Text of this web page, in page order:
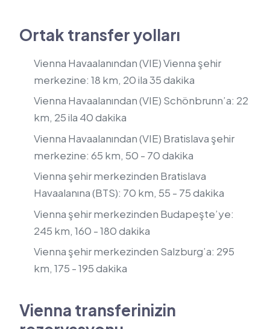
Ortak transfer yolları
Vienna Havaalanından (VIE) Vienna şehir
merkezine: 18 km, 20 ila 35 dakika
Vienna Havaalanından (VIE) Schönbrunn’a: 22
km, 25 ila 40 dakika
Vienna Havaalanından (VIE) Bratislava şehir
merkezine: 65 km, 50 - 70 dakika
Vienna şehir merkezinden Bratislava
Havaalanına (BTS): 70 km, 55 - 75 dakika
Vienna şehir merkezinden Budapeşte’ye:
245 km, 160 - 180 dakika
Vienna şehir merkezinden Salzburg’a: 295
km, 175 - 195 dakika
Vienna transferinizin